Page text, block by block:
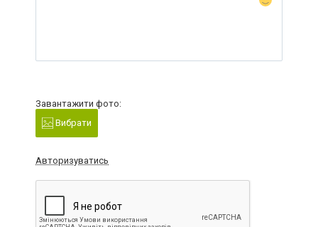
Завантажити фото:
Вибрати
Авторизуватись